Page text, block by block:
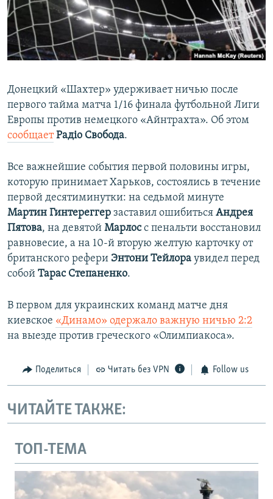
ПОБЕДИТЕЛЕЙ НЕ СУДЯТ?
КРЫМ.НЕПОКОРЕННЫЙ
ELIFBE
ПРИСОЕДИНЯЙТЕСЬ!
Все сайты RFE/RL
Донецкий «Шахтер» удерживает ничью после
первого тайма матча 1/16 финала футбольной Лиги
Европы против немецкого «Айнтрахта». Об этом
сообщает Радіо Свобода.
Все важнейшие события первой половины игры,
которую принимает Харьков, состоялись в течение
первой десятиминутки: на седьмой минуте
Мартин Гинтереггер заставил ошибиться Андрея
Пятова, на девятой Марлосс пенальти восстановил
равновесие, а на 10-й вторую желтую карточку от
британского рефери Энтони Тейлора увидел перед
собой Тарас Степаненко.
В первом для украинских команд матче дня
киевское «Динамо» одержало важную ничью 2:2
на выезде против греческого «Олимпиакоса».
Поделиться Читать без VPN Follow us
ЧИТАЙТЕ ТАКЖЕ:
ТОП-ТЕМА